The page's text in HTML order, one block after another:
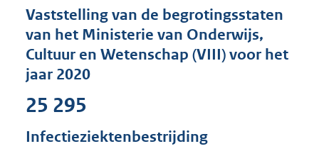
s
g
r
:
Vaststelling van de begrotingsstaten
van het Ministerie van Onderwijs,
Cultuur en Wetenschap (VIII) voor het
jaar 2020
25 295
Infectieziektenbestrijding